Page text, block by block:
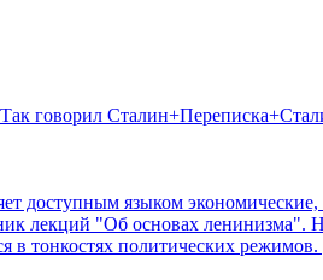
говорил
доступным языком
лекций "Об основах ленинизма".
в тонкостях политических